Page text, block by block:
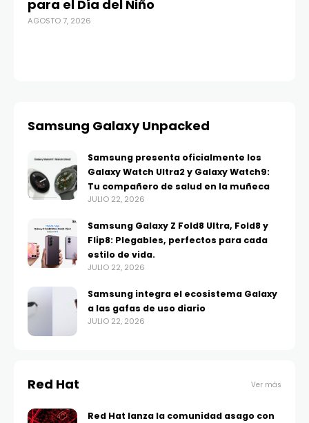
para el Día del Niño
AGOSTO 7, 2026
Samsung Galaxy Unpacked
Samsung presenta oficialmente los
Galaxy Watch Ultra2 y Galaxy Watch9:
Tu compañero de salud en la muñeca
JULIO 22, 2026
Samsung Galaxy Z Fold8 Ultra, Fold8 y
Flip8: Plegables, perfectos para cada
estilo de vida.
JULIO 22, 2026
Samsung integra el ecosistema Galaxy
a las gafas de uso diario
JULIO 22, 2026
Red Hat Ver más
Red Hat lanza la comunidad asago con